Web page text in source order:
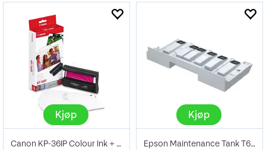
Kjøp
Canon KP-36IP Colour Ink + Paper Set
Kjøp
Epson Maintenance Tank T6191 Borderless